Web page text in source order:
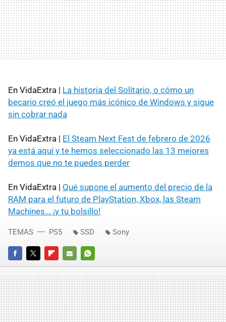
En VidaExtra | La historia del Solitario, o cómo un
becario creó el juego más icónico de Windows y sigue
sin cobrar nada
En VidaExtra | El Steam Next Fest de febrero de 2026
ya está aquí y te hemos seleccionado las 13 mejores
demos que no te puedes perder
En VidaExtra | Qué supone el aumento del precio de la
RAM para el futuro de PlayStation, Xbox, las Steam
Machines... ¡y tu bolsillo!
FACEBOOKTWITTERFLIPBOARD
E-
MAIL
WHATSAPP
TEMAS PS5 SSD Sony